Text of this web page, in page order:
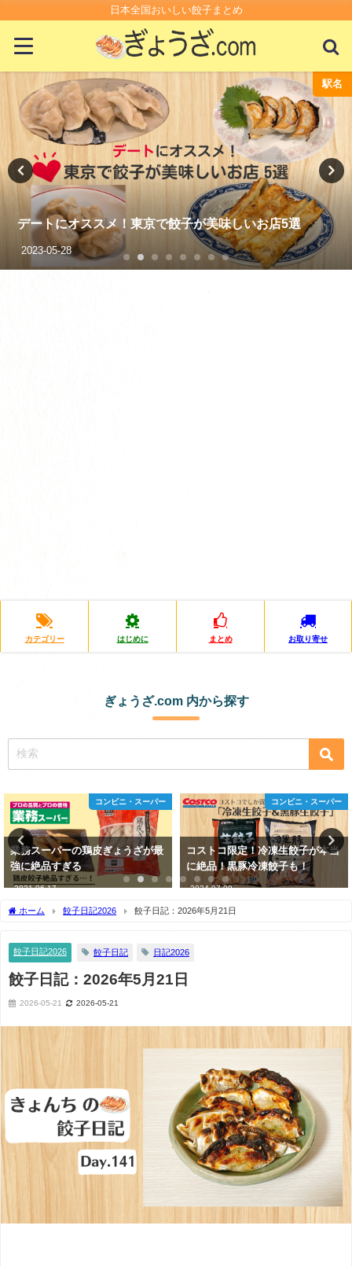
日本全国おいしい餃子まとめ
外国の
2025年きょんちの餃子活動記録
2025-12-22
カテゴリー はじめに まとめ お取り寄せ
ぎょうざ.com 内から探す
コンビニ・スーパー
コストコ限定！冷凍生餃子が本当
に絶品！黒豚冷凍餃子も！
2024-07-09
外国の餃
2025年きょんちの餃子活動記録
2025-12-22
ホーム 餃子日記2026 餃子日記：2026年5月21日
餃子日記2026 餃子日記 日記2026
餃子日記：2026年5月21日
2026-05-21 2026-05-21